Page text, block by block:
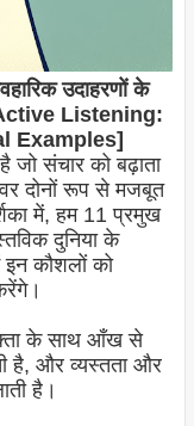
उदाहरणों के
Listening:
Examples]
संचार को बढ़ाता
दोनों रूप से मजबूत
में, हम 11 प्रमुख
दुनिया के
इन कौशलों को
के साथ आँख से
है, और व्यस्तता और
है।